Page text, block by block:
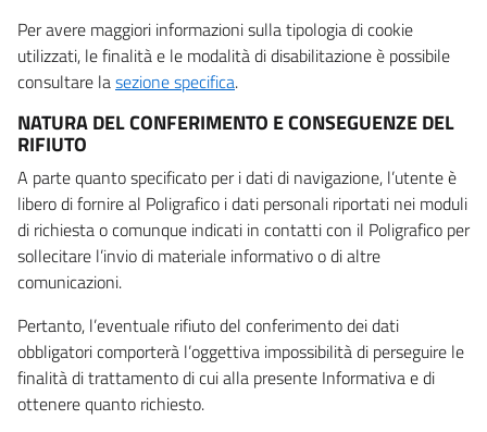
Per avere maggiori informazioni sulla tipologia di cookie
utilizzati, le finalità e le modalità di disabilitazione è possibile
consultare lasezione specifica.
NATURA DEL CONFERIMENTO E CONSEGUENZE DEL
RIFIUTO
A parte quanto specificato per i dati di navigazione, l’utente è
libero di fornire al Poligrafico i dati personali riportati nei moduli
di richiesta o comunque indicati in contatti con il Poligrafico per
sollecitare l’invio di materiale informativo o di altre
comunicazioni.
Pertanto, l’eventuale rifiuto del conferimento dei dati
obbligatori comporterà l’oggettiva impossibilità di perseguire le
finalità di trattamento di cui alla presente Informativa e di
ottenere quanto richiesto.